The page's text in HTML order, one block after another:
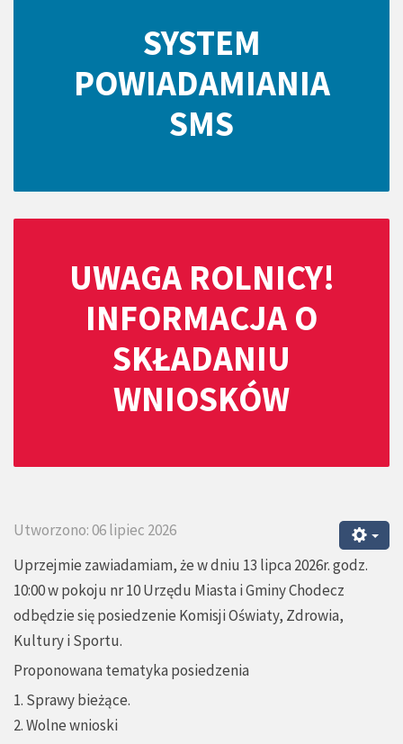
SYSTEM
POWIADAMIANIA
SMS
UWAGA ROLNICY!
INFORMACJA O
SKŁADANIU
WNIOSKÓW
Utworzono: 06 lipiec 2026
Uprzejmie zawiadamiam, że w dniu 13 lipca 2026r. godz.
10:00 w pokoju nr 10 Urzędu Miasta i Gminy Chodecz
odbędzie się posiedzenie Komisji Oświaty, Zdrowia,
Kultury i Sportu.
Proponowana tematyka posiedzenia
1. Sprawy bieżące.
2. Wolne wnioski